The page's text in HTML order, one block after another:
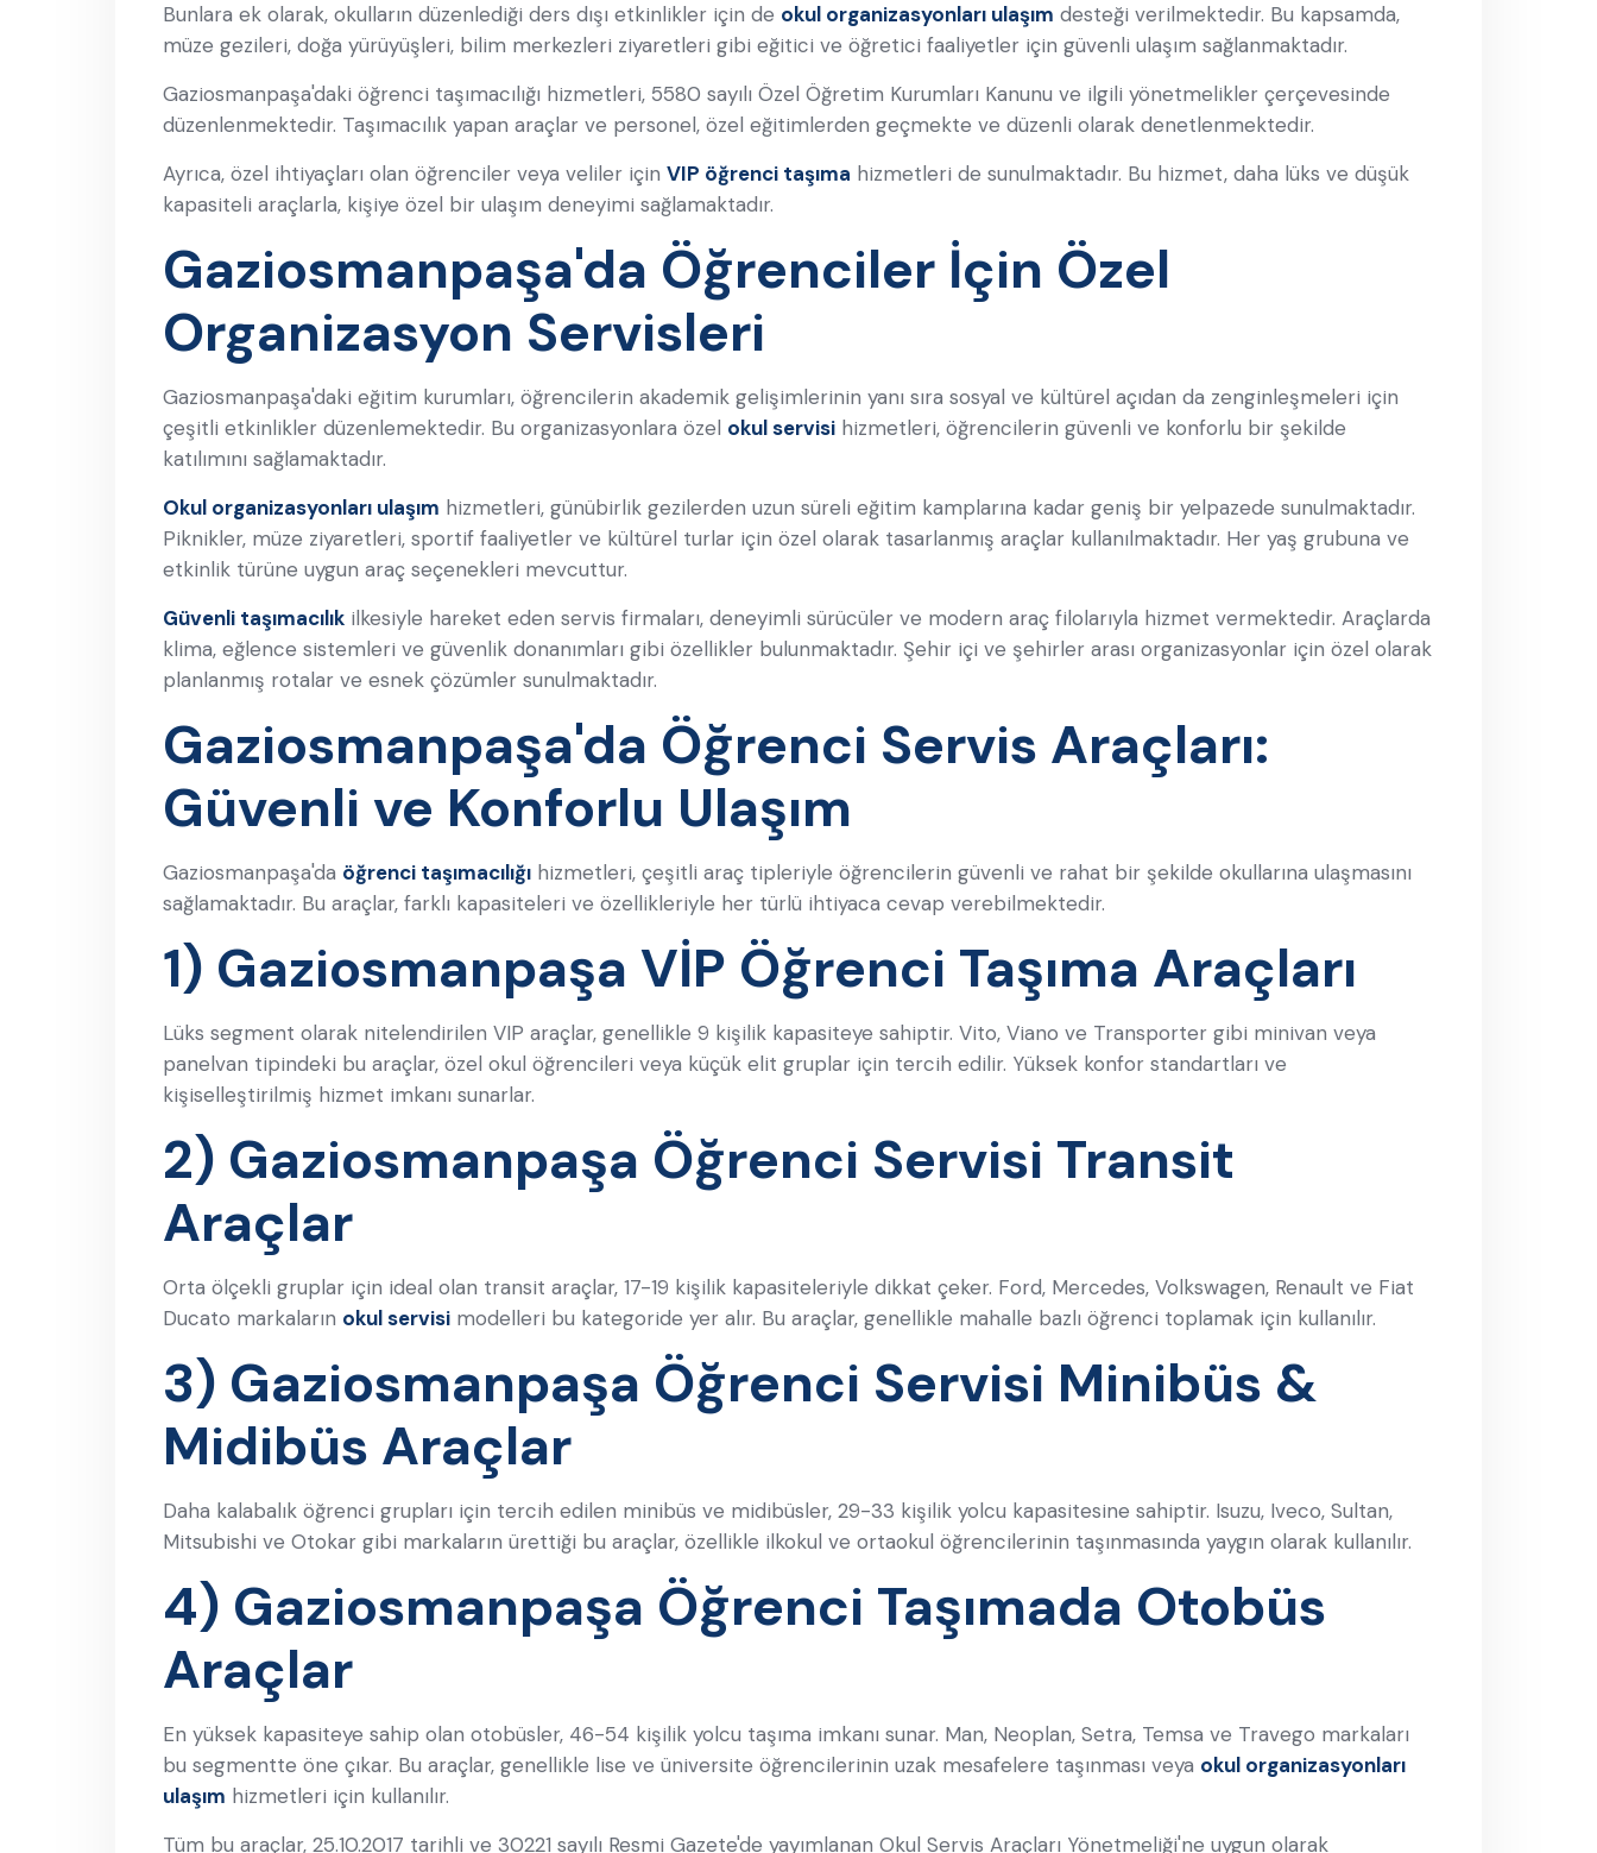
Bunlara ek olarak, okulların düzenlediği ders dışı etkinlikler için de okul organizasyonları ulaşım desteği verilmektedir. Bu kapsamda,
müze gezileri, doğa yürüyüşleri, bilim merkezleri ziyaretleri gibi eğitici ve öğretici faaliyetler için güvenli ulaşım sağlanmaktadır.
Gaziosmanpaşa'daki öğrenci taşımacılığı hizmetleri, 5580 sayılı Özel Öğretim Kurumları Kanunu ve ilgili yönetmelikler çerçevesinde
düzenlenmektedir. Taşımacılık yapan araçlar ve personel, özel eğitimlerden geçmekte ve düzenli olarak denetlenmektedir.
Ayrıca, özel ihtiyaçları olan öğrenciler veya veliler için VIP öğrenci taşıma hizmetleri de sunulmaktadır. Bu hizmet, daha lüks ve düşük
kapasiteli araçlarla, kişiye özel bir ulaşım deneyimi sağlamaktadır.
Gaziosmanpaşa'da Öğrenciler İçin Özel
Organizasyon Servisleri
Gaziosmanpaşa'daki eğitim kurumları, öğrencilerin akademik gelişimlerinin yanı sıra sosyal ve kültürel açıdan da zenginleşmeleri için
çeşitli etkinlikler düzenlemektedir. Bu organizasyonlara özel okul servisi hizmetleri, öğrencilerin güvenli ve konforlu bir şekilde
katılımını sağlamaktadır.
Okul organizasyonları ulaşım hizmetleri, günübirlik gezilerden uzun süreli eğitim kamplarına kadar geniş bir yelpazede sunulmaktadır.
Piknikler, müze ziyaretleri, sportif faaliyetler ve kültürel turlar için özel olarak tasarlanmış araçlar kullanılmaktadır. Her yaş grubuna ve
etkinlik türüne uygun araç seçenekleri mevcuttur.
Güvenli taşımacılık ilkesiyle hareket eden servis firmaları, deneyimli sürücüler ve modern araç filolarıyla hizmet vermektedir. Araçlarda
klima, eğlence sistemleri ve güvenlik donanımları gibi özellikler bulunmaktadır. Şehir içi ve şehirler arası organizasyonlar için özel olarak
planlanmış rotalar ve esnek çözümler sunulmaktadır.
Gaziosmanpaşa'da Öğrenci Servis Araçları:
Güvenli ve Konforlu Ulaşım
Gaziosmanpaşa'da öğrenci taşımacılığı hizmetleri, çeşitli araç tipleriyle öğrencilerin güvenli ve rahat bir şekilde okullarına ulaşmasını
sağlamaktadır. Bu araçlar, farklı kapasiteleri ve özellikleriyle her türlü ihtiyaca cevap verebilmektedir.
1) Gaziosmanpaşa VİP Öğrenci Taşıma Araçları
Lüks segment olarak nitelendirilen VIP araçlar, genellikle 9 kişilik kapasiteye sahiptir. Vito, Viano ve Transporter gibi minivan veya
panelvan tipindeki bu araçlar, özel okul öğrencileri veya küçük elit gruplar için tercih edilir. Yüksek konfor standartları ve
kişiselleştirilmiş hizmet imkanı sunarlar.
2) Gaziosmanpaşa Öğrenci Servisi Transit
Araçlar
Orta ölçekli gruplar için ideal olan transit araçlar, 17-19 kişilik kapasiteleriyle dikkat çeker. Ford, Mercedes, Volkswagen, Renault ve Fiat
Ducato markaların okul servisi modelleri bu kategoride yer alır. Bu araçlar, genellikle mahalle bazlı öğrenci toplamak için kullanılır.
3) Gaziosmanpaşa Öğrenci Servisi Minibüs &
Midibüs Araçlar
Daha kalabalık öğrenci grupları için tercih edilen minibüs ve midibüsler, 29-33 kişilik yolcu kapasitesine sahiptir. Isuzu, Iveco, Sultan,
Mitsubishi ve Otokar gibi markaların ürettiği bu araçlar, özellikle ilkokul ve ortaokul öğrencilerinin taşınmasında yaygın olarak kullanılır.
4) Gaziosmanpaşa Öğrenci Taşımada Otobüs
Araçlar
En yüksek kapasiteye sahip olan otobüsler, 46-54 kişilik yolcu taşıma imkanı sunar. Man, Neoplan, Setra, Temsa ve Travego markaları
bu segmentte öne çıkar. Bu araçlar, genellikle lise ve üniversite öğrencilerinin uzak mesafelere taşınması veya okul organizasyonları
ulaşım hizmetleri için kullanılır.
Tüm bu araçlar, 25.10.2017 tarihli ve 30221 sayılı Resmi Gazete'de yayımlanan Okul Servis Araçları Yönetmeliği'ne uygun olarak